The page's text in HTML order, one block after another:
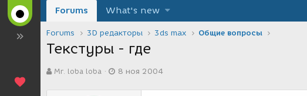
Forums What's new
Forums 3D редакторы 3ds max Общие вопросы
Текстуры - где
в
Mr. loba loba
а
8 ноя 2004